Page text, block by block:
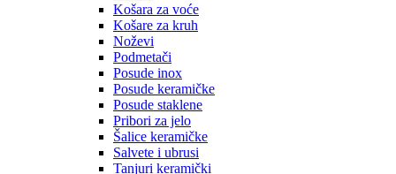
Košara za voće
Košare za kruh
Noževi
Podmetači
Posude inox
Posude keramičke
Posude staklene
Pribori za jelo
Šalice keramičke
Salvete i ubrusi
Tanjuri keramički